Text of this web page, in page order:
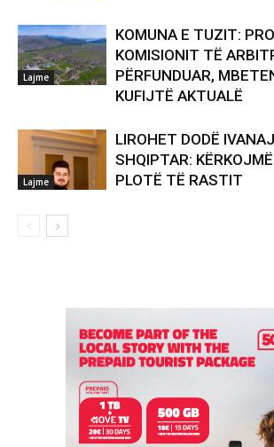
Lajme
KOMUNA E TUZIT:
KOMISIONIT TË
PËRFUNDUAR,
KUFIJTË AKTUALË
Lajme
LIROHET DODË
SHQIPTAR:
PLOTË TË RASTIT